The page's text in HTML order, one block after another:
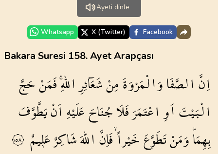
Ayeti dinle
Whatsapp X (Twitter) Facebook
Bakara Suresi 158. Ayet Arapçası
اِنَّالصَّفَاوَالْمَرْوَةَمِنْشَعَٓائِرِاللّٰهِۚفَمَنْحَجَّ
الْبَيْتَاَوِاعْتَمَرَفَلَاجُنَاحَعَلَيْهِاَنْيَطَّوَّفَ
بِهِمَاۜوَمَنْتَطَوَّعَخَيْراًۙفَاِنَّاللّٰهَشَاكِرٌعَل۪يمٌ ١٥٨